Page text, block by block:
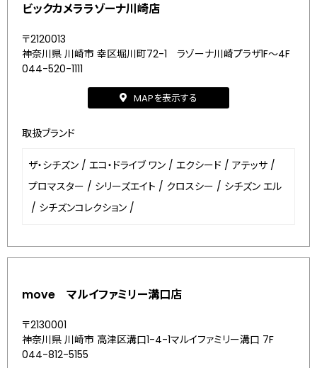
ビックカメララゾーナ川崎店
〒2120013
神奈川県 川崎市 幸区堀川町72-1 ラゾーナ川崎プラザ1F～4F
044-520-1111
MAPを表示する
取扱ブランド
ザ・シチズン / エコ・ドライブ ワン / エクシード / アテッサ /
プロマスター / シリーズエイト / クロスシー / シチズン エル
/ シチズンコレクション /
move マルイファミリー溝口店
〒2130001
神奈川県 川崎市 高津区溝口1-4-1マルイファミリー溝口 7F
044-812-5155